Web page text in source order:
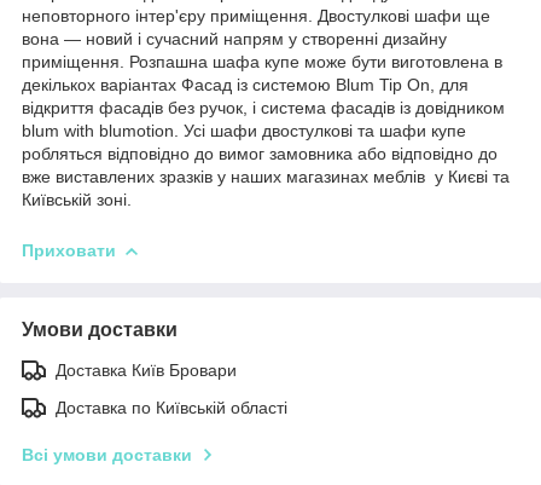
неповторного інтер'єру приміщення. Двостулкові шафи ще
вона — новий і сучасний напрям у створенні дизайну
приміщення. Розпашна шафа купе може бути виготовлена в
декількох варіантах Фасад із системою Blum Tip On, для
відкриття фасадів без ручок, і система фасадів із довідником
blum with blumotion. Усі шафи двостулкові та шафи купе
робляться відповідно до вимог замовника або відповідно до
вже виставлених зразків у наших магазинах меблів у Києві та
Київській зоні.
Приховати
Умови доставки
Доставка Київ Бровари
Доставка по Київській області
Всі умови доставки